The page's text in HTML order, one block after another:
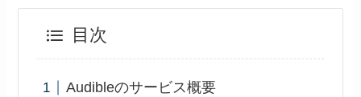
目次
Audibleのサービス概要